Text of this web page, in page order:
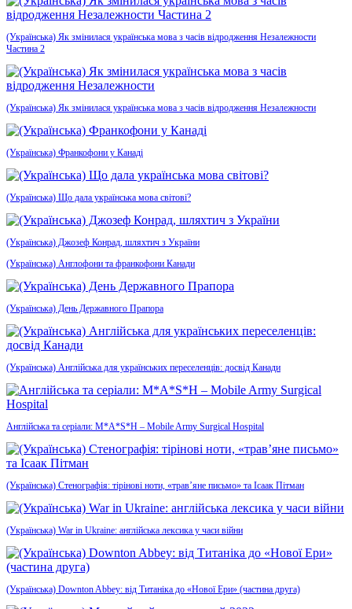
(Українська) Як змінилася українська мова з часів відродження Незалежности
Частина 2
(Українська) Як змінилася українська мова з часів відродження Незалежности
(Українська) Франкофони у Канаді
(Українська) Що дала українська мова світові?
(Українська) Джозеф Конрад, шляхтич з України
(Українська) Англофони та франкофони Канади
(Українська) День Державного Прапора
(Українська) Англійська для українських переселенців: досвід Канади
Англійська та серіали: M*A*S*H – Mobile Army Surgical Hospital
(Українська) Стенографія: тірінові ноти, «трав’яне письмо» та Ісаак Пітман
(Українська) War in Ukraine: англійська лексика у часи війни
(Українська) Downton Abbey: від Титаніка до «Нової Ери» (частина друга)